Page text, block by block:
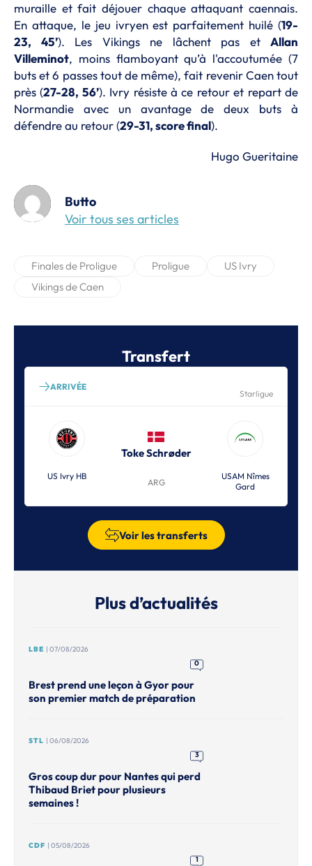
muraille et fait déjouer chaque attaquant caennais.
En attaque, le jeu ivryen est parfaitement huilé (19-
23, 45’). Les Vikings ne lâchent pas et Allan
Villeminot, moins flamboyant qu’à l'accoutumée (7
buts et 6 passes tout de même), fait revenir Caen tout
près (27-28, 56’). Ivry résiste à ce retour et repart de
Normandie avec un avantage de deux buts à
défendre au retour (29-31, score final).
Hugo Gueritaine
Butto
Voir tous ses articles
Finales de Proligue Proligue
US Ivry
Vikings de Caen
Transfert
ARRIVÉE
Starligue
US Ivry HB
Toke Schrøder
ARG
USAM Nîmes
Gard
Voir les transferts
Plus d’actualités
LBE | 07/08/2026
0
Brest prend une leçon à Gyor pour
son premier match de préparation
STL | 06/08/2026
3
Gros coup dur pour Nantes qui perd
Thibaud Briet pour plusieurs
semaines !
CDF | 05/08/2026
1